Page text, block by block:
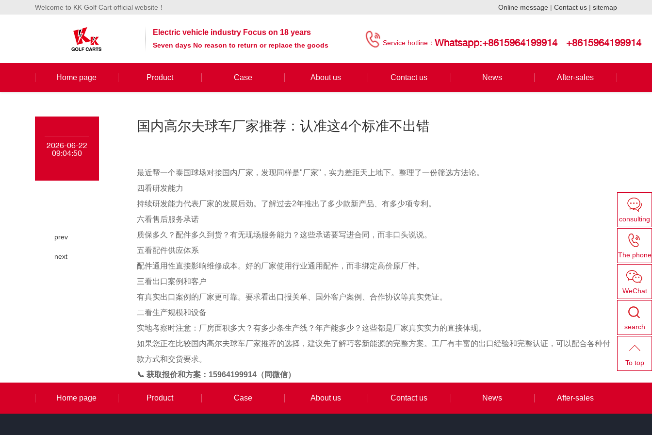
Welcome to KK Golf Cart official website！ Online message | Contact us | sitemap
Electric vehicle industry Focus on 18 years
Seven days No reason to return or replace the goods Service hotline： Whatsapp:+8615964199914 +8615964199914
Home page Product Case About us Contact us News After-sales
2026-06-22
09:04:50
prev
next
国内高尔夫球车厂家推荐：认准这4个标准不出错
最近帮一个泰国球场对接国内厂家，发现同样是"厂家"，实力差距天上地下。整理了一份筛选方法论。
四看研发能力
持续研发能力代表厂家的发展后劲。了解过去2年推出了多少款新产品、有多少项专利。
六看售后服务承诺
质保多久？配件多久到货？有无现场服务能力？这些承诺要写进合同，而非口头说说。
五看配件供应体系
配件通用性直接影响维修成本。好的厂家使用行业通用配件，而非绑定高价原厂件。
三看出口案例和客户
有真实出口案例的厂家更可靠。要求看出口报关单、国外客户案例、合作协议等真实凭证。
二看生产规模和设备
实地考察时注意：厂房面积多大？有多少条生产线？年产能多少？这些都是厂家真实实力的直接体现。
如果您正在比较国内高尔夫球车厂家推荐的选择，建议先了解巧客新能源的完整方案。工厂有丰富的出口经验和完整认证，可以配合各种付
款方式和交货要求。
📞 获取报价和方案：15964199914（同微信）
consulting
The phone
WeChat
search
To top
Home page Product Case About us Contact us News After-sales